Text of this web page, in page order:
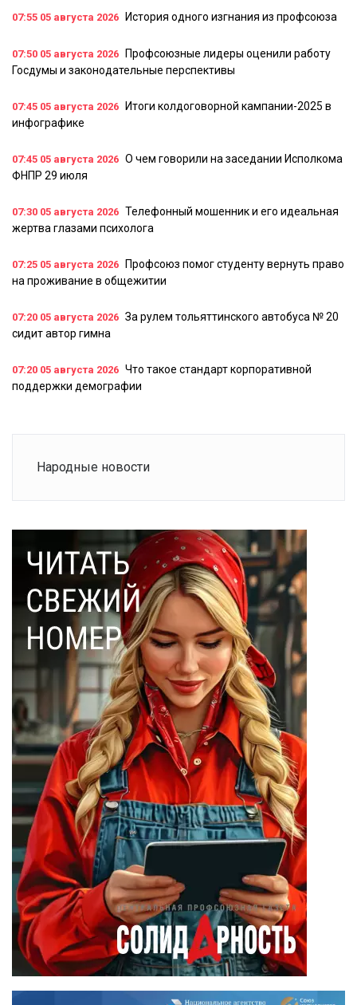
07:55 05 августа 2026 История одного изгнания из профсоюза
07:50 05 августа 2026
Профсоюзные лидеры оценили работу
Госдумы и законодательные перспективы
07:45 05 августа 2026
Итоги колдоговорной кампании-2025 в
инфографике
07:45 05 августа 2026 О чем говорили на заседании Исполкома
ФНПР 29 июля
07:30 05 августа 2026 Телефонный мошенник и его идеальная
жертва глазами психолога
07:25 05 августа 2026
Профсоюз помог студенту вернуть право
на проживание в общежитии
07:20 05 августа 2026 За рулем тольяттинского автобуса № 20
сидит автор гимна
07:20 05 августа 2026 Что такое стандарт корпоративной
поддержки демографии
Народные новости